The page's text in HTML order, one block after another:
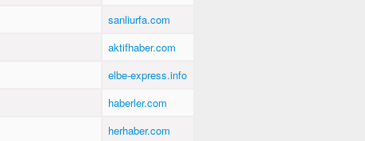
sanliurfa.com
aktifhaber.com
elbe-express.info
haberler.com
herhaber.com